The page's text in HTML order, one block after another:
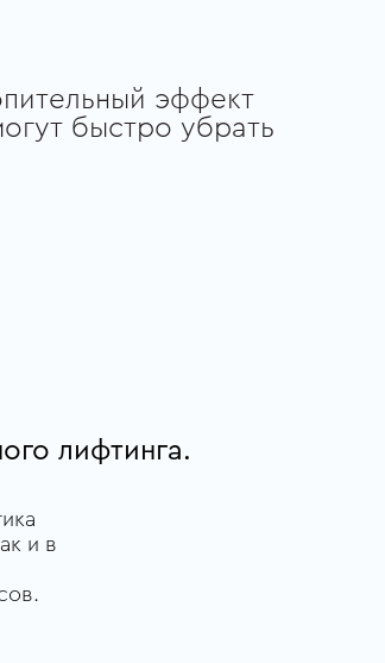
эффект
быстро убрать
лифтинга.
и в